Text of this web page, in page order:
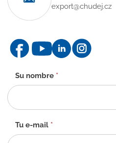
export@chudej.cz
Formulario
de
contacto
-
Su nombre *
Tu e-mail *